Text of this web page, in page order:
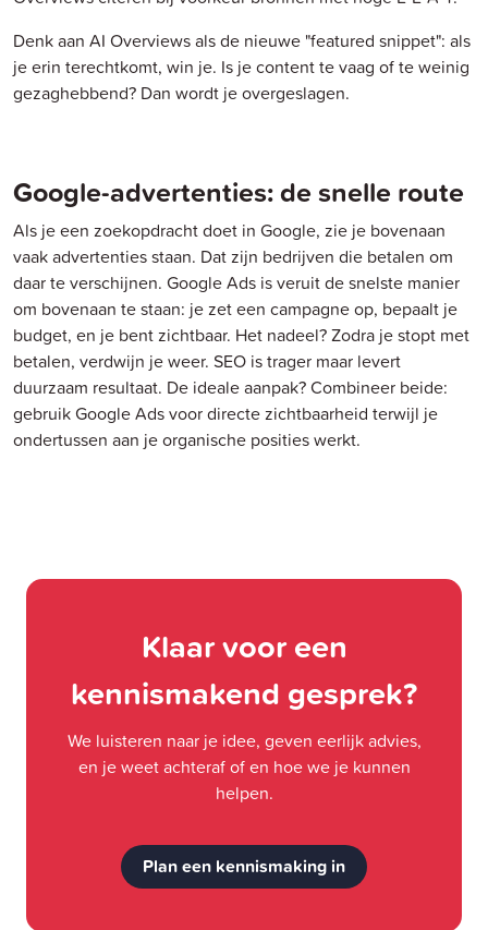
Denk aan AI Overviews als de nieuwe "featured snippet": als
je erin terechtkomt, win je. Is je content te vaag of te weinig
gezaghebbend? Dan wordt je overgeslagen.
Google-advertenties: de snelle route
Als je een zoekopdracht doet in Google, zie je bovenaan
vaak advertenties staan. Dat zijn bedrijven die betalen om
daar te verschijnen. Google Ads is veruit de snelste manier
om bovenaan te staan: je zet een campagne op, bepaalt je
budget, en je bent zichtbaar. Het nadeel? Zodra je stopt met
betalen, verdwijn je weer. SEO is trager maar levert
duurzaam resultaat. De ideale aanpak? Combineer beide:
gebruik Google Ads voor directe zichtbaarheid terwijl je
ondertussen aan je organische posities werkt.
Klaar voor een
kennismakend gesprek?
We luisteren naar je idee, geven eerlijk advies,
en je weet achteraf of en hoe we je kunnen
helpen.
Plan een kennismaking in